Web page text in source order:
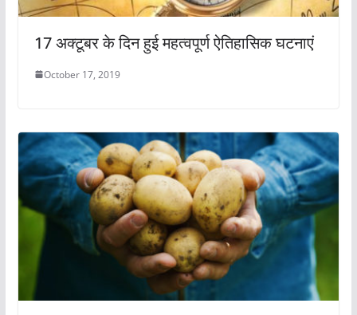
17 अक्टूबर के दिन हुई महत्वपूर्ण ऐतिहासिक घटनाएं
October 17, 2019